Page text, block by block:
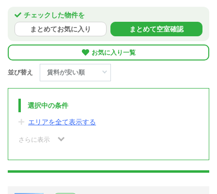
チェックした物件を
まとめてお気に入り
まとめて空室確認
お気に入り一覧
並び替え
選択中の条件
エリアを全て表示する
さらに表示